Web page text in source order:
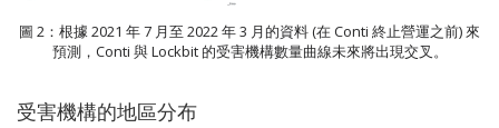
圖 2：根據 2021 年 7 月至 2022 年 3 月的資料 (在 Conti 終止營運之前) 來
預測，Conti 與 Lockbit 的受害機構數量曲線未來將出現交叉。
受害機構的地區分布